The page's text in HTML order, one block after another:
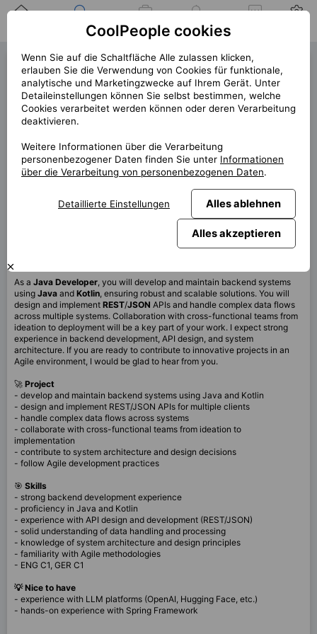
Position
Jobs
Java Developer (40806)
1 offene Position links!
« zurück
Start (Länge)
11/2025 (12m+)
Vertrag
Vertrag über CP
Home office
80%
Diese Position ist derzeit nicht verfügbar
As a Java Developer, you will develop and maintain backend systems
using Java and Kotlin, ensuring robust and scalable solutions. You will
design and implement REST/JSON APIs and handle complex data flows
across multiple systems. Collaboration with cross-functional teams from
ideation to deployment will be a key part of your work. I expect strong
experience in backend development, API design, and system
architecture. If you are ready to contribute to innovative projects in an
Agile environment, I would be glad to hear from you.
🚀 Project
- develop and maintain backend systems using Java and Kotlin
- design and implement REST/JSON APIs for multiple clients
- handle complex data flows across systems
- collaborate with cross-functional teams from ideation to
implementation
- contribute to system architecture and design decisions
- follow Agile development practices
🎯 Skills
- strong backend development experience
- proficiency in Java and Kotlin
- experience with API design and development (REST/JSON)
- solid understanding of data handling and processing
- knowledge of system architecture and design principles
- familiarity with Agile methodologies
- ENG C1, GER C1
💡 Nice to have
- experience with LLM platforms (OpenAI, Hugging Face, etc.)
- hands-on experience with Spring Framework
CoolPeople cookies
Wenn Sie auf die Schaltfläche Alle zulassen klicken,
erlauben Sie die Verwendung von Cookies für funktionale,
analytische und Marketingzwecke auf Ihrem Gerät. Unter
Detaileinstellungen können Sie selbst bestimmen, welche
Cookies verarbeitet werden können oder deren Verarbeitung
deaktivieren.
Weitere Informationen über die Verarbeitung
personenbezogener Daten finden Sie unter Informationen
über die Verarbeitung von personenbezogenen Daten.
Detaillierte Einstellungen Alles ablehnen
Alles akzeptieren